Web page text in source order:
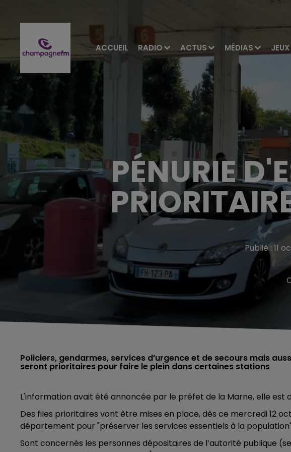
ACCUEIL RADIO ACTUS MÉDIAS JEUX
PÉNURIE
Publié : 11
Policiers, gendarmes, services d’urgence et de secours mais
seront prioritaires pour faire le plein dans certaines stations
L'information avait été annoncée par le préfet de la Marne, elle est
Des files prioritaires vont être mises en place, dès ce mercredi 12
département pour "préserver les services essentiels à la
Sont concernés les personnes dépositaires de l’autorité publique